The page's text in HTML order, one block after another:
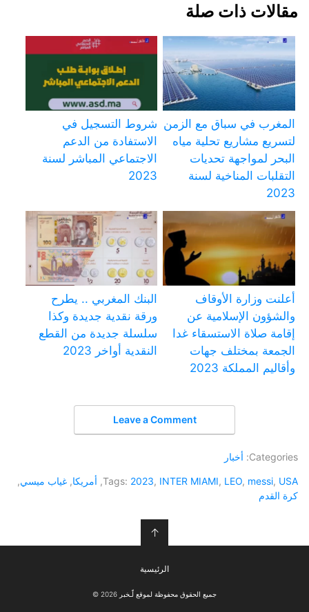
مقالات ذات صلة
المغرب في سباق مع الزمن
لتسريع مشاريع تحلية مياه
البحر لمواجهة تحديات
التقلبات المناخية لسنة
2023
شروط التسجيل في
الاستفادة من الدعم
الاجتماعي المباشر لسنة
2023
أعلنت وزارة الأوقاف
والشؤون الإسلامية عن
إقامة صلاة الاستسقاء غدا
الجمعة بمختلف جهات
وأقاليم المملكة 2023
البنك المغربي .. يطرح
ورقة نقدية جديدة وكذا
سلسلة جديدة من القطع
النقدية أواخر 2023
Leave a Comment
Categories: أخبار
Tags: 2023, INTER MIAMI, LEO, messi, USA
, أمريكا, غياب ميسي,
كرة القدم
↑
الرئيسية
جميع الحقوق محفوظة لموقع لّـخبر 2026 ©